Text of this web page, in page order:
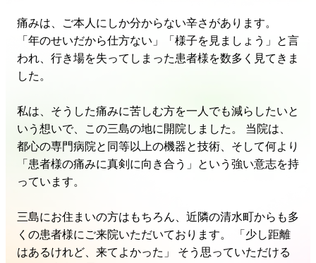
痛みは、ご本人にしか分からない辛さがあります。
「年のせいだから仕方ない」「様子を見ましょう」と言
われ、行き場を失ってしまった患者様を数多く見てきま
した。
私は、そうした痛みに苦しむ方を一人でも減らしたいと
いう想いで、この三島の地に開院しました。 当院は、
都心の専門病院と同等以上の機器と技術、そして何より
「患者様の痛みに真剣に向き合う」という強い意志を持
っています。
三島にお住まいの方はもちろん、近隣の清水町からも多
くの患者様にご来院いただいております。 「少し距離
はあるけれど、来てよかった」 そう思っていただける